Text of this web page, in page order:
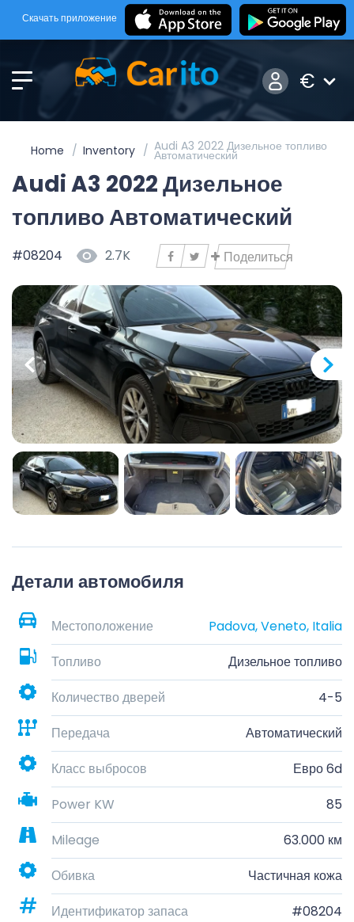
Скачать приложение
€
Home Inventory Audi A3 2022 Дизельное топливо
Автоматический
Audi A3 2022 Дизельное
топливо Автоматический
#08204 2.7K Поделиться
Детали автомобиля
Местоположение
Padova, Veneto, Italia
Топливо
Дизельное топливо
Количество дверей
4-5
Передача
Автоматический
Класс выбросов
Евро 6d
Power KW
85
Mileage
63.000 км
Обивка
Частичная кожа
Идентификатор запаса
#08204